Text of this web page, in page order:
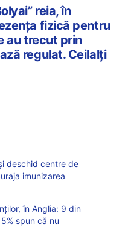
reia, în
fizică pentru
au trecut prin
regulat. Ceilalți
deschid centre de
imunizarea
în Anglia: 9 din
spun că nu